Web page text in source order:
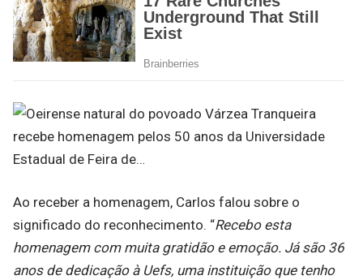
Ao receber a homenagem, Carlos falou sobre o
significado do reconhecimento. “Recebo esta
homenagem com muita gratidão e emoção. Já são 36
anos de dedicação à Uefs, uma instituição que tenho